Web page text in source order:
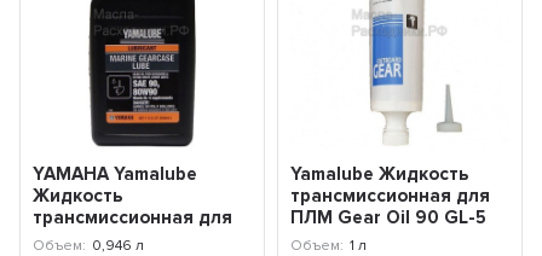
YAMAHA Yamalube
Жидкость
трансмиссионная для
ПЛМ (0,946л)
Объем: 0,946 л
Yamalube Жидкость
трансмиссионная для
ПЛМ Gear Oil 90 GL-5
(Сингапур) (0,750л...
Объем: 1 л